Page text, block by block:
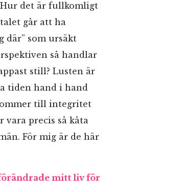
det är fullkomligt
går att ha
där” som ursäkt
så handlar
still? Lusten är
tiden hand i hand
till integritet
precis så kåta
För mig är de här
mitt liv för